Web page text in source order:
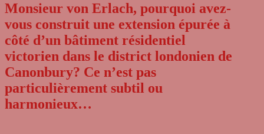
Monsieur von Erlach, pourquoi avez-
vous construit une extension épurée à
côté d’un bâtiment résidentiel
victorien dans le district londonien de
Canonbury? Ce n’est pas
particulièrement subtil ou
harmonieux…